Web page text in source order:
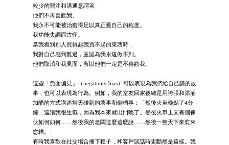
較少的關注和溝通意謂著
他們不再喜歡我。
我永不可能被治癒得足以真正愛自己的程度。
我功能失調而古怪。
當我看到別人買得起我買不起的東西時，
我對自己感到難過，並認為我永遠做不到。
他們取消和我見面，所以他們一定是不喜歡我。
這些「負面偏見」（negativity bias）可以表現為我們給自己講的故
事，也可以表現為行為。例如，我的室友回家後總是用誇張和添油
加醋的方式講述當天碰到的壞事和倒楣事：「然後火車晚點了4分
鐘，這讓我很生氣，因為我本來就出門晚了。然後火車上又有個傢
伙如何如何……然後我的老闆這麼這麼說……然後一整天下來愈來
愈糟。」
有時我喜歡在社交場合播下種子，和客戶談話時更斷然是這樣。我